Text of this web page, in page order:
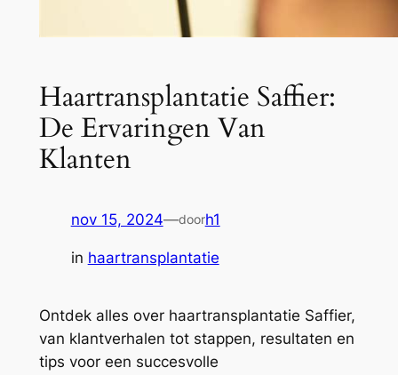
Haartransplantatie Saffier:
De Ervaringen Van
Klanten
nov 15, 2024—doorh1
in haartransplantatie
Ontdek alles over haartransplantatie Saffier,
van klantverhalen tot stappen, resultaten en
tips voor een succesvolle